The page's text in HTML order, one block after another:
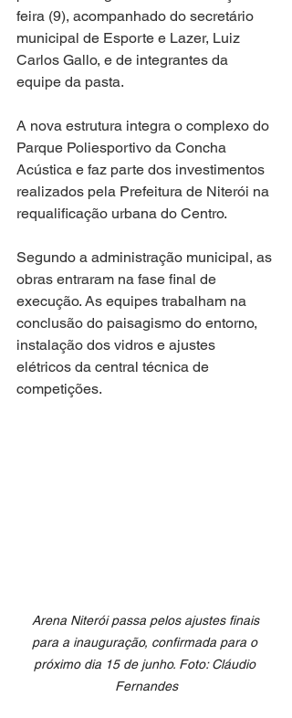
feira (9), acompanhado do secretário
municipal de Esporte e Lazer, Luiz
Carlos Gallo, e de integrantes da
equipe da pasta.
A nova estrutura integra o complexo do
Parque Poliesportivo da Concha
Acústica e faz parte dos investimentos
realizados pela Prefeitura de Niterói na
requalificação urbana do Centro.
Segundo a administração municipal, as
obras entraram na fase final de
execução. As equipes trabalham na
conclusão do paisagismo do entorno,
instalação dos vidros e ajustes
elétricos da central técnica de
competições.
Arena Niterói passa pelos ajustes finais
para a inauguração, confirmada para o
próximo dia 15 de junho. Foto: Cláudio
Fernandes